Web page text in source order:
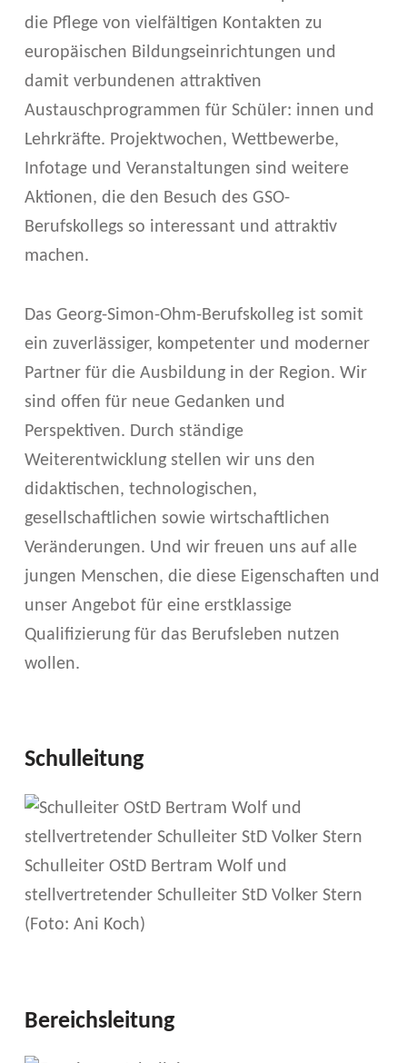
die Pflege von vielfältigen Kontakten zu
europäischen Bildungseinrichtungen und
damit verbundenen attraktiven
Austauschprogrammen für Schüler: innen und
Lehrkräfte. Projektwochen, Wettbewerbe,
Infotage und Veranstaltungen sind weitere
Aktionen, die den Besuch des GSO-
Berufskollegs so interessant und attraktiv
machen.
Das Georg-Simon-Ohm-Berufskolleg ist somit
ein zuverlässiger, kompetenter und moderner
Partner für die Ausbildung in der Region. Wir
sind offen für neue Gedanken und
Perspektiven. Durch ständige
Weiterentwicklung stellen wir uns den
didaktischen, technologischen,
gesellschaftlichen sowie wirtschaftlichen
Veränderungen. Und wir freuen uns auf alle
jungen Menschen, die diese Eigenschaften und
unser Angebot für eine erstklassige
Qualifizierung für das Berufsleben nutzen
wollen.
Schulleitung
Schulleiter OStD Bertram Wolf und
stellvertretender Schulleiter StD Volker Stern
(Foto: Ani Koch)
Bereichsleitung